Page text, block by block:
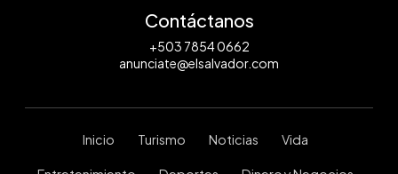
Contáctanos
+503 7854 0662
anunciate@elsalvador.com
Inicio Turismo Noticias Vida